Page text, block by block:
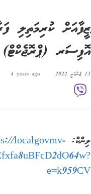
ވަޒީފާއަށް
އޮފިސަރ (ޕްރޮޖެކްޓް)
13 ޖެނުއަރީ 2022 4 years ago
ލިންކް: localgovmv-
e=k959CV